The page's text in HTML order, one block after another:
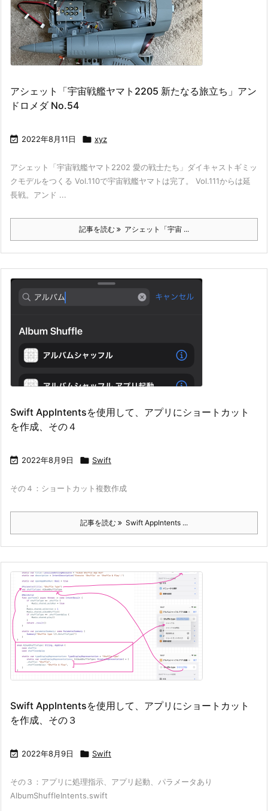
アシェット「宇宙戦艦ヤマト2205 新たなる旅立ち」アン
ドロメダ No.54
 2022年8月11日  xyz
アシェット「宇宙戦艦ヤマト2202 愛の戦士たち」ダイキャストギミッ
クモデルをつくる Vol.110で宇宙戦艦ヤマトは完了。 Vol.111からは延
長戦。アンド ...
記事を読む アシェット「宇宙 ...
Swift AppIntentsを使用して、アプリにショートカット
を作成、その４
 2022年8月9日  Swift
その４：ショートカット複数作成
記事を読む Swift AppIntents ...
Swift AppIntentsを使用して、アプリにショートカット
を作成、その３
 2022年8月9日  Swift
その３：アプリに処理指示、アプリ起動、パラメータあり
AlbumShuffleIntents.swift